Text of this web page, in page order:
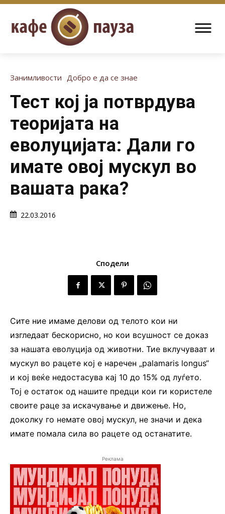
Занимливости Добро е да се знае
Тест кој ја потврдува
теоријата на
еволуцијата: Дали го
имате овој мускул во
вашата рака?
22.03.2016
Сподели
Сите ние имаме делови од телото кои ни
изгледаат бескорисно, но кои всушност се доказ
за нашата еволуција од животни. Тие вклучуваат и
мускул во рацете кој е наречен „palamaris longus“
и кој веќе недостасува кај 10 до 15% од луѓето.
Тој е остаток од нашите предци кои ги користеле
своите раце за искачување и движење. Но,
доколку го немате овој мускул, не значи и дека
имате помала сила во рацете од останатите.
Реклама